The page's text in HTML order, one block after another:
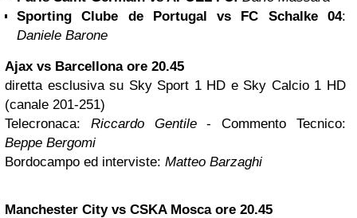
Sporting Clube de Portugal vs FC Schalke 04:
Daniele Barone
Ajax vs Barcellonaore 20.45
diretta esclusiva su Sky Sport 1 HD e Sky Calcio 1 HD
(canale 201-251)
Telecronaca: Riccardo Gentile- Commento Tecnico:
Beppe Bergomi
Bordocampo ed interviste: Matteo Barzaghi
Manchester City vs CSKA Moscaore 20.45